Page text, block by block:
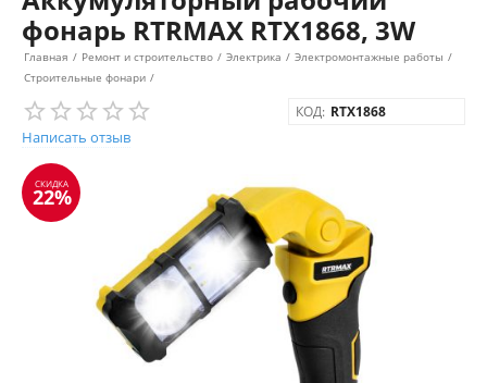
фонарь RTRMAX RTX1868, 3W
Главная / Ремонт и строительство / Электрика / Электромонтажные работы /
Строительные фонари /
Написать отзыв
КОД: RTX1868
СКИДКА
22%